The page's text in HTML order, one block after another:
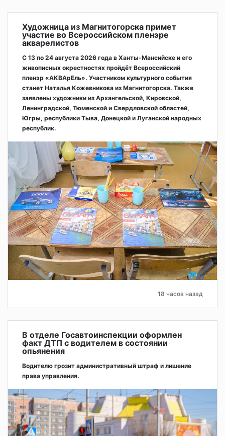
Художница из Магнитогорска примет
участие во Всероссийском пленэре
акварелистов
С 13 по 24 августа 2026 года в Ханты-Мансийске и его
живописных окрестностях пройдёт Всероссийский
пленэр «АКВАрЕль». Участником культурного события
станет Наталья Кожевникова из Магнитогорска. Также
заявлены художники из Архангельской, Кировской,
Ленинградской, Тюменской и Свердловской областей,
Югры, республики Тыва, Донецкой и Луганской народных
республик.
18 часов назад
В отделе Госавтоинспекции оформлен
факт ДТП с водителем в состоянии
опьянения
Водителю грозит административный штраф и лишение
права управления.